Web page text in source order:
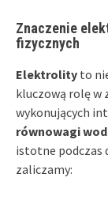
Znaczenie
fizycznych
Elektrolity to
kluczową rolę w
wykonujących
równowagi
istotne podczas
zaliczamy: